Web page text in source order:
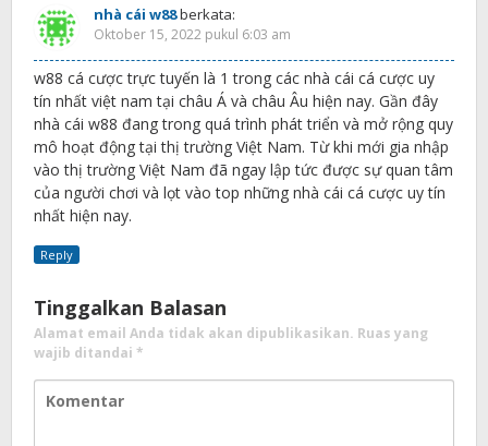
nhà cái w88berkata:
Oktober 15, 2022 pukul 6:03 am
w88 cá cược trực tuyến là 1 trong các nhà cái cá cược uy
tín nhất việt nam tại châu Á và châu Âu hiện nay. Gần đây
nhà cái w88 đang trong quá trình phát triển và mở rộng quy
mô hoạt động tại thị trường Việt Nam. Từ khi mới gia nhập
vào thị trường Việt Nam đã ngay lập tức được sự quan tâm
của người chơi và lọt vào top những nhà cái cá cược uy tín
nhất hiện nay.
Reply
Tinggalkan Balasan
Alamat email Anda tidak akan dipublikasikan. Ruas yang
wajib ditandai *